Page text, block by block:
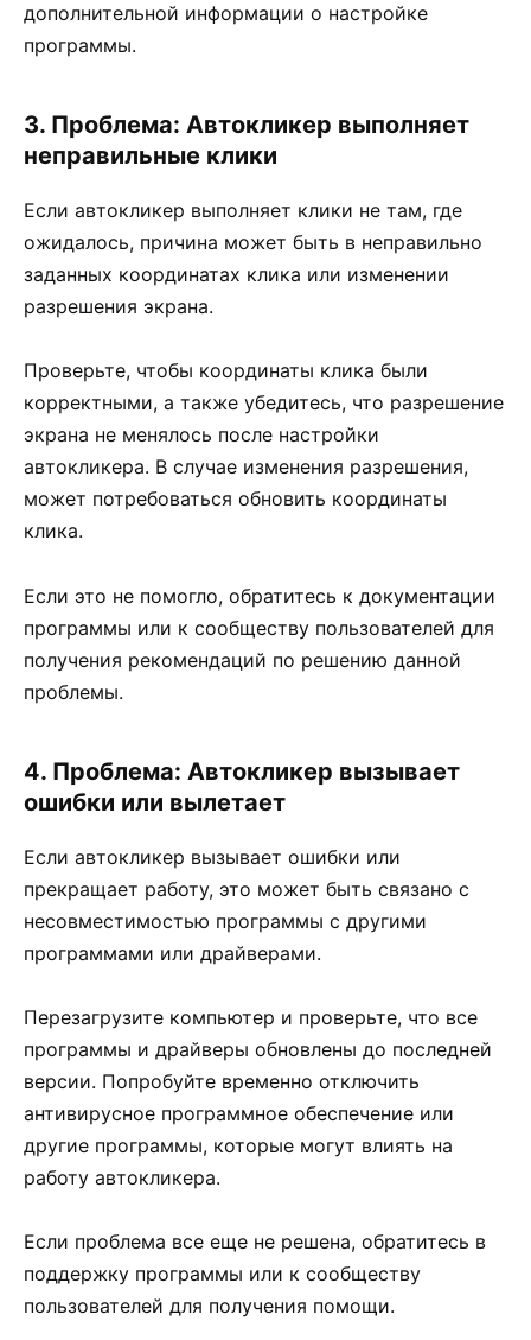
дополнительной информации о настройке
программы.
3. Проблема: Автокликер выполняет
неправильные клики
Если автокликер выполняет клики не там, где
ожидалось, причина может быть в неправильно
заданных координатах клика или изменении
разрешения экрана.
Проверьте, чтобы координаты клика были
корректными, а также убедитесь, что разрешение
экрана не менялось после настройки
автокликера. В случае изменения разрешения,
может потребоваться обновить координаты
клика.
Если это не помогло, обратитесь к документации
программы или к сообществу пользователей для
получения рекомендаций по решению данной
проблемы.
4. Проблема: Автокликер вызывает
ошибки или вылетает
Если автокликер вызывает ошибки или
прекращает работу, это может быть связано с
несовместимостью программы с другими
программами или драйверами.
Перезагрузите компьютер и проверьте, что все
программы и драйверы обновлены до последней
версии. Попробуйте временно отключить
антивирусное программное обеспечение или
другие программы, которые могут влиять на
работу автокликера.
Если проблема все еще не решена, обратитесь в
поддержку программы или к сообществу
пользователей для получения помощи.